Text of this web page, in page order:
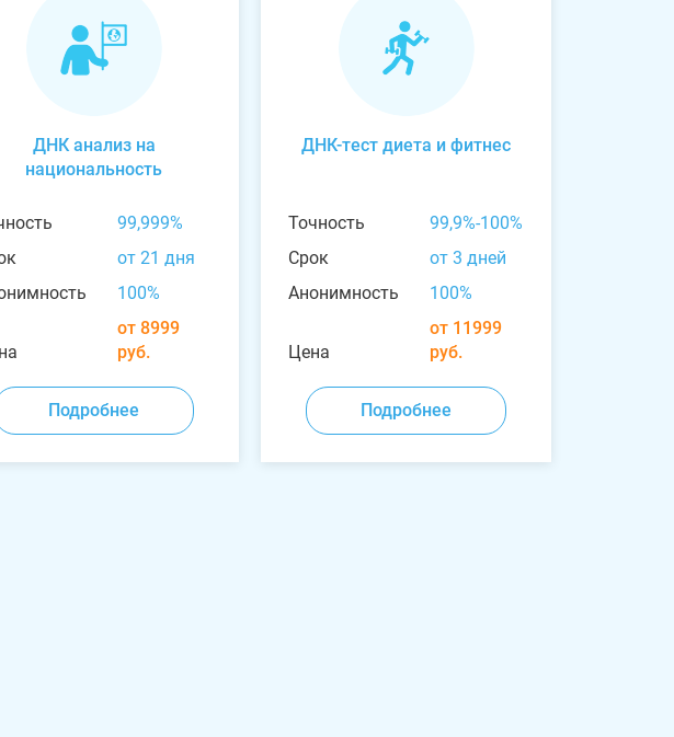
ДНК анализ на
национальность
99,999%
от 21 дня
100%
от 8999
руб.
Подробнее
ДНК-тест диета и фитнес
Точность
99,9%-100%
Срок
от 3 дней
Анонимность
100%
Цена
от 11999
руб.
Подробнее